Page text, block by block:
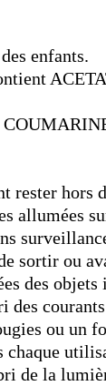
enfants.
rester hors
allumées
sortir ou
des
des
ou un
chaque
de la